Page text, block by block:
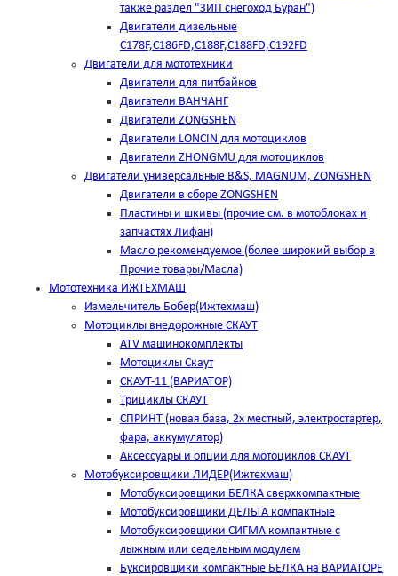
также раздел "ЗИП снегоход Буран")
Двигатели дизельные
C178F,С186FD,C188F,C188FD,C192FD
Двигатели для мототехники
Двигатели для питбайков
Двигатели ВАНЧАНГ
Двигатели ZONGSHEN
Двигатели LONCIN для мотоциклов
Двигатели ZHONGMU для мотоциклов
Двигатели универсальные B&S, MAGNUM, ZONGSHEN
Двигатели в сборе ZONGSHEN
Пластины и шкивы (прочие см. в мотоблоках и
запчастях Лифан)
Масло рекомендуемое (более широкий выбор в
Прочие товары/Масла)
Мототехника ИЖТЕХМАШ
Измельчитель Бобер(Ижтехмаш)
Мотоциклы внедорожные СКАУТ
ATV машинокомплекты
Мотоциклы Скаут
СКАУТ-11 (ВАРИАТОР)
Трициклы СКАУТ
СПРИНТ (новая база, 2х местный, электростартер,
фара, аккумулятор)
Аксессуары и опции для мотоциклов СКАУТ
Мотобуксировщики ЛИДЕР(Ижтехмаш)
Мотобуксировщики БЕЛКА сверхкомпактные
Мотобуксировщики ДЕЛЬТА компактные
Мотобуксировщики СИГМА компактные с
лыжным или седельным модулем
Буксировщики компактные БЕЛКА на ВАРИАТОРЕ